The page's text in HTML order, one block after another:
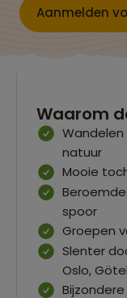
Aanmelden
Waarom
natuur
Mooie
spoor
Groepen
Slenter
Oslo,